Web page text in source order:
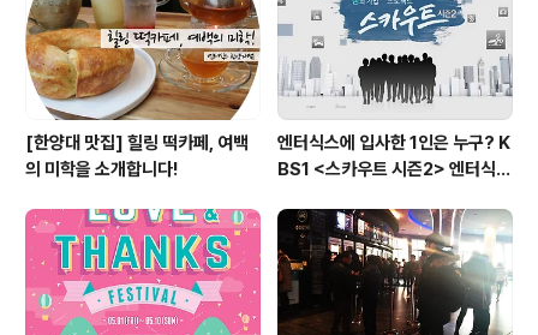
[한양대 맛집] 힐링 떡카페, 여백
의 미학을 소개합니다!
엔터식스에 입사한 1인은 누구? K
BS1 <스카우트 시즌2> 엔터식스